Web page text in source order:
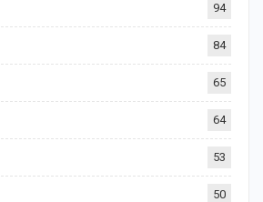
94
84
65
64
53
50